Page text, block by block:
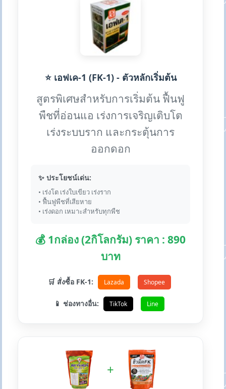
⭐ เอฟเค-1 (FK-1) - ตัวหลักเริ่มต้น
สูตรพิเศษสำหรับการเริ่มต้น ฟื้นฟู
พืชที่อ่อนแอ เร่งการเจริญเติบโต
เร่งระบบราก และกระตุ้นการ
ออกดอก
✨ ประโยชน์เด่น:
• เร่งโต เร่งใบเขียว เร่งราก
• ฟื้นฟูพืชที่เสียหาย
• เร่งดอก เหมาะสำหรับทุกพืช
💰 1กล่อง (2กิโลกรัม) ราคา : 890
บาท
🛒 สั่งซื้อ FK-1: Lazada Shopee
📱 ช่องทางอื่น: TikTok Line
+